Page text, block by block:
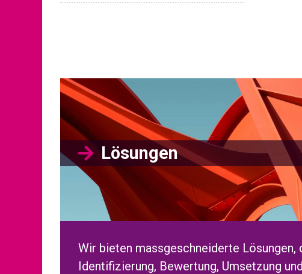
Lösungen
Wir bieten massgeschneiderte Lösungen,
Identifizierung, Bewertung, Umsetzung